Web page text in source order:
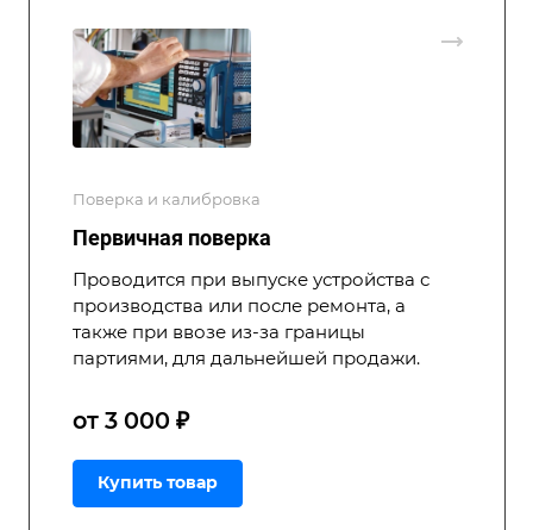
Поверка и калибровка
Первичная поверка
Проводится при выпуске устройства с
производства или после ремонта, а
также при ввозе из-за границы
партиями, для дальнейшей продажи.
от 3 000 ₽
Купить товар